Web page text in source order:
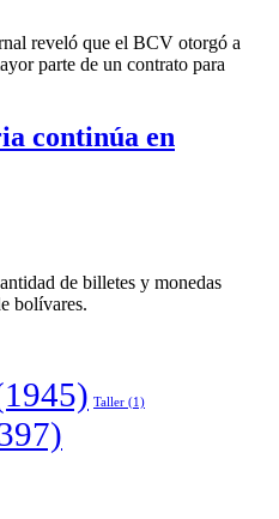
reveló que el BCV otorgó a
parte de un contrato para
continúa en
de billetes y monedas
bolívares.
Taller (1)